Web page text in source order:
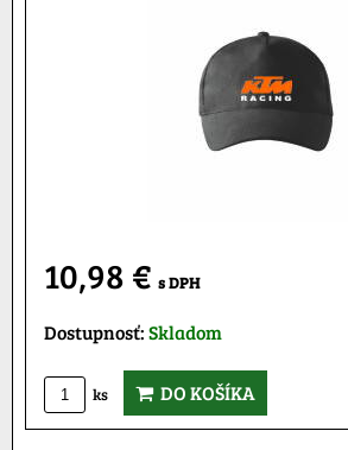
10,98 € s DPH
Dostupnosť:Skladom
ks DO KOŠÍKA